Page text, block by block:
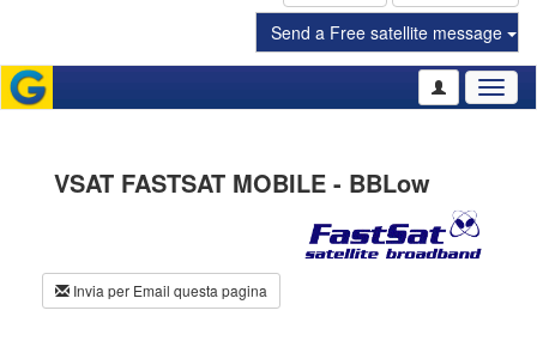
Send a Free satellite message
VSAT FASTSAT MOBILE - BBLow
Invia per Email questa pagina